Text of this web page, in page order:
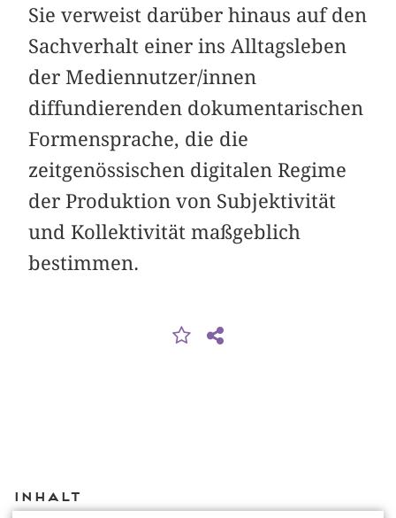
Sie verweist darüber hinaus auf den
Sachverhalt einer ins Alltagsleben
der Mediennutzer/innen
diffundierenden dokumentarischen
Formensprache, die die
zeitgenössischen digitalen Regime
der Produktion von Subjektivität
und Kollektivität maßgeblich
bestimmen.
Inhalt